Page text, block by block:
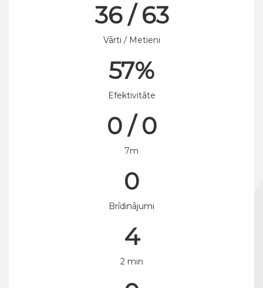
36 / 63
Vārti / Metieni
57%
Efektivitāte
0 / 0
7m
0
Brīdinājumi
4
2 min